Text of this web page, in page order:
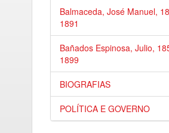
Balmaceda, José Manuel,
1891
Bañados Espinosa, Julio,
1899
BIOGRAFIAS
POLÍTICA E GOVERNO